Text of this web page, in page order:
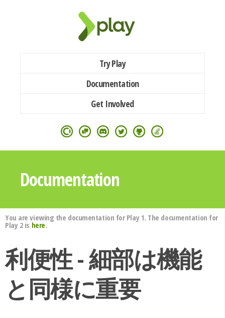
Try Play
Documentation
Get Involved
Documentation
You are viewing the documentation for Play 1. The documentation for
Play 2 is here.
利便性 - 細部は機能
と同様に重要